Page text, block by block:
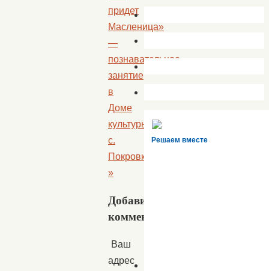
придет
Масленица»
—
познавательное
занятие
в
Доме
культуры
с.
Покровка
»
Добавить
комментарий
Ваш
адрес
Решаем вместе